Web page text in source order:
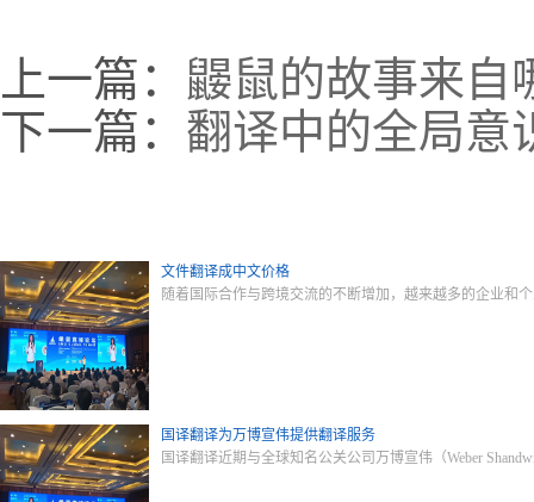
上一篇： 鼹鼠的故事来自
下一篇： 翻译中的全局意
文件翻译成中文价格
随着国际合作与跨境交流的不断增加，越来越多的企业和
国译翻译为万博宣伟提供翻译服务
国译翻译近期与全球知名公关公司万博宣伟（Weber